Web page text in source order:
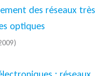
des réseaux très
optiques